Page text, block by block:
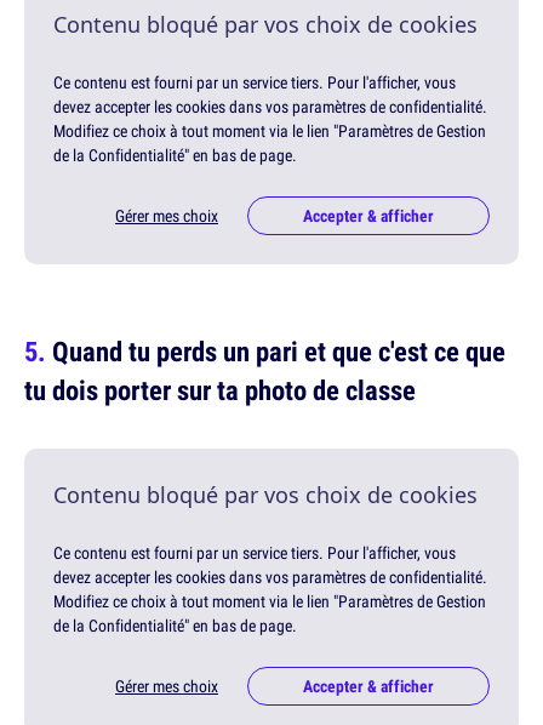
Contenu bloqué par vos choix de cookies
Ce contenu est fourni par un service tiers. Pour l'afficher, vous
devez accepter les cookies dans vos paramètres de confidentialité.
Modifiez ce choix à tout moment via le lien "Paramètres de Gestion
de la Confidentialité" en bas de page.
Gérer mes choix Accepter & afficher
Quand tu perds un pari et que c'est ce que
tu dois porter sur ta photo de classe
Contenu bloqué par vos choix de cookies
Ce contenu est fourni par un service tiers. Pour l'afficher, vous
devez accepter les cookies dans vos paramètres de confidentialité.
Modifiez ce choix à tout moment via le lien "Paramètres de Gestion
de la Confidentialité" en bas de page.
Gérer mes choix Accepter & afficher